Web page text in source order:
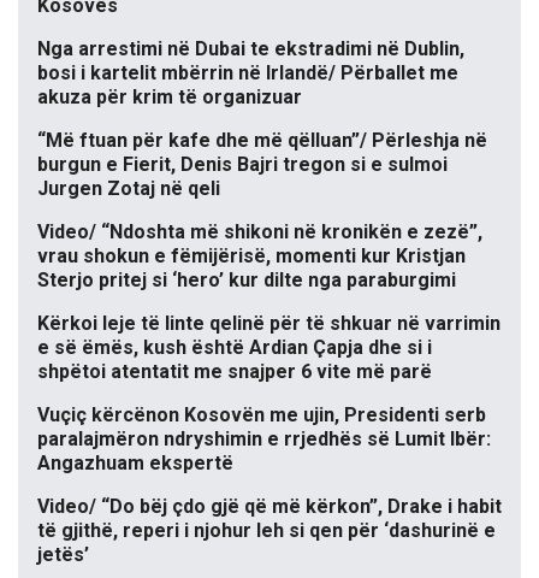
Kosovës
Nga arrestimi në Dubai te ekstradimi në Dublin,
bosi i kartelit mbërrin në Irlandë/ Përballet me
akuza për krim të organizuar
“Më ftuan për kafe dhe më qëlluan”/ Përleshja në
burgun e Fierit, Denis Bajri tregon si e sulmoi
Jurgen Zotaj në qeli
Video/ “Ndoshta më shikoni në kronikën e zezë”,
vrau shokun e fëmijërisë, momenti kur Kristjan
Sterjo pritej si ‘hero’ kur dilte nga paraburgimi
Kërkoi leje të linte qelinë për të shkuar në varrimin
e së ëmës, kush është Ardian Çapja dhe si i
shpëtoi atentatit me snajper 6 vite më parë
Vuçiç kërcënon Kosovën me ujin, Presidenti serb
paralajmëron ndryshimin e rrjedhës së Lumit Ibër:
Angazhuam ekspertë
Video/ “Do bëj çdo gjë që më kërkon”, Drake i habit
të gjithë, reperi i njohur leh si qen për ‘dashurinë e
jetës’